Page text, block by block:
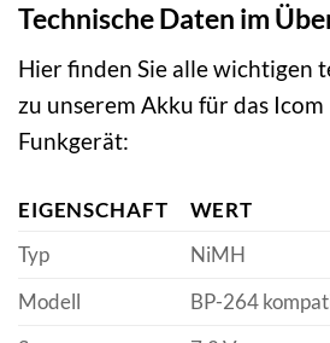
Technische Daten im
Hier finden Sie alle wichtigen
zu unserem Akku für das Icom
Funkgerät:
EIGENSCHAFT
WERT
Typ
NiMH
Modell
BP-264